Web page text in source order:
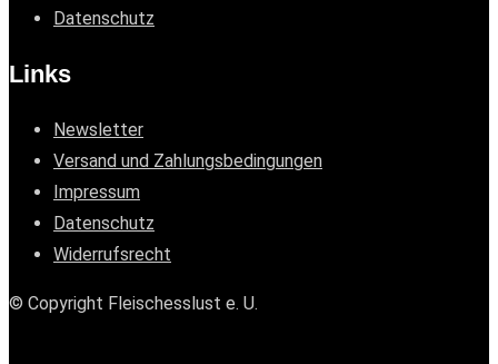
Datenschutz
Links
Newsletter
Versand und Zahlungsbedingungen
Impressum
Datenschutz
Widerrufsrecht
© Copyright Fleischesslust e. U.